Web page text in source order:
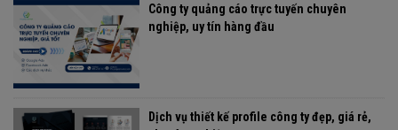
Công ty quảng cáo trực tuyến chuyên
nghiệp, uy tín hàng đầu
Dịch vụ thiết kế profile công ty đẹp, giá rẻ,